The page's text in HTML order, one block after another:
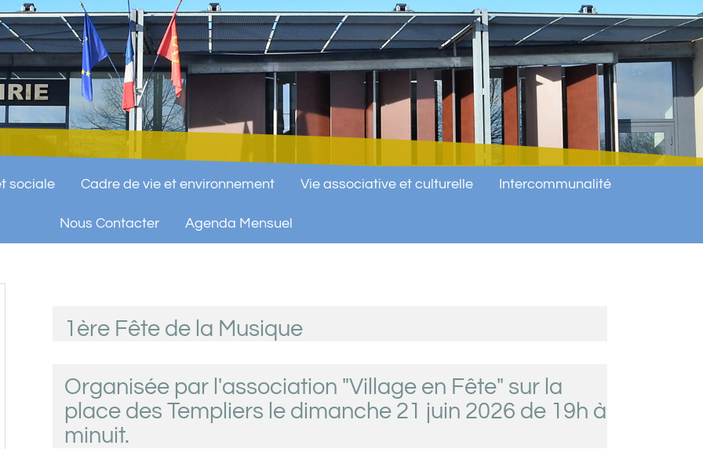
sociale Cadre de vie et environnement Vie associative et culturelle Intercommunalité
Nous Contacter Agenda Mensuel
1ère Fête de la Musique
Organisée par l'association "Village en Fête" sur la
place des Templiers le dimanche 21 juin 2026 de 19h à
minuit.